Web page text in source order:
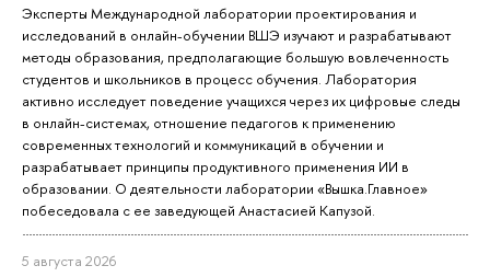
Эксперты Международной лаборатории проектирования и
исследований в онлайн-обучении ВШЭ изучают и разрабатывают
методы образования, предполагающие большую вовлеченность
студентов и школьников в процесс обучения. Лаборатория
активно исследует поведение учащихся через их цифровые следы
в онлайн-системах, отношение педагогов к применению
современных технологий и коммуникаций в обучении и
разрабатывает принципы продуктивного применения ИИ в
образовании. О деятельности лаборатории «Вышка.Главное»
побеседовала с ее заведующей Анастасией Капузой.
5 августа 2026